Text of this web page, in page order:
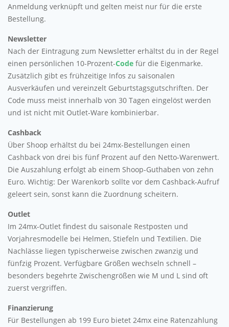
Anmeldung verknüpft und gelten meist nur für die erste
Bestellung.
Newsletter
Nach der Eintragung zum Newsletter erhältst du in der Regel
einen persönlichen 10-Prozent-Code für die Eigenmarke.
Zusätzlich gibt es frühzeitige Infos zu saisonalen
Ausverkäufen und vereinzelt Geburtstagsgutschriften. Der
Code muss meist innerhalb von 30 Tagen eingelöst werden
und ist nicht mit Outlet-Ware kombinierbar.
Cashback
Über Shoop erhältst du bei 24mx-Bestellungen einen
Cashback von drei bis fünf Prozent auf den Netto-Warenwert.
Die Auszahlung erfolgt ab einem Shoop-Guthaben von zehn
Euro. Wichtig: Der Warenkorb sollte vor dem Cashback-Aufruf
geleert sein, sonst kann die Zuordnung scheitern.
Outlet
Im 24mx-Outlet findest du saisonale Restposten und
Vorjahresmodelle bei Helmen, Stiefeln und Textilien. Die
Nachlässe liegen typischerweise zwischen zwanzig und
fünfzig Prozent. Verfügbare Größen wechseln schnell –
besonders begehrte Zwischengrößen wie M und L sind oft
zuerst vergriffen.
Finanzierung
Für Bestellungen ab 199 Euro bietet 24mx eine Ratenzahlung